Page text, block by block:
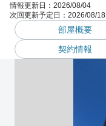
情報更新日： 2026/08/04
次回更新予定日： 2026/08/18
部屋概要
契約情報